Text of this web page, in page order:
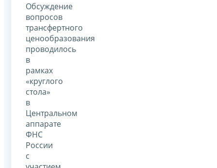
Обсуждение
вопросов
трансфертного
ценообразования
проводилось
в
рамках
«круглого
стола»
в
Центральном
аппарате
ФНС
России
с